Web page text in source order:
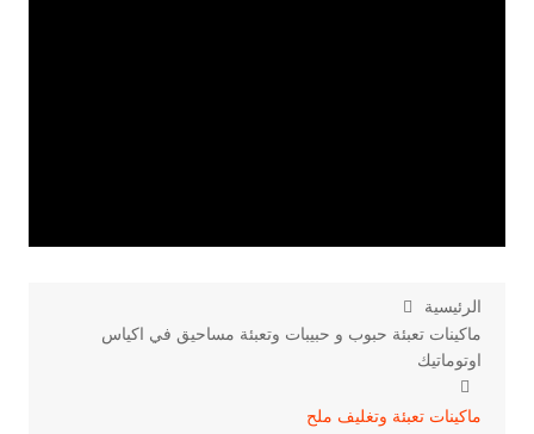
الرئيسية
ماكينات تعبئة حبوب و حبيبات وتعبئة مساحيق في اكياس
اوتوماتيك
ماكينات تعبئة وتغليف ملح